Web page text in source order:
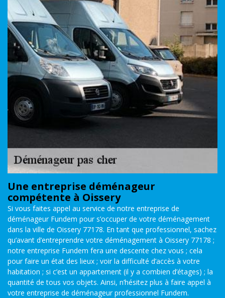
Une entreprise déménageur
compétente à Oissery
Si vous faites appel au service de notre entreprise de
déménageur Fundem pour s’occuper de votre déménagement
dans la ville de Oissery 77178. En tant que professionnel, sachez
qu’avant d’entreprendre votre déménagement à Oissery 77178 ;
notre entreprise Fundem fera une descente chez vous ; cela
pour faire un état des lieux ; voir la difficulté d’accès à votre
habitation ; si c’est un appartement (il y a combien d’étages) ; la
quantité de tous vos objets. Ainsi, n’hésitez plus à faire appel à
votre entreprise de déménageur professionnel Fundem.